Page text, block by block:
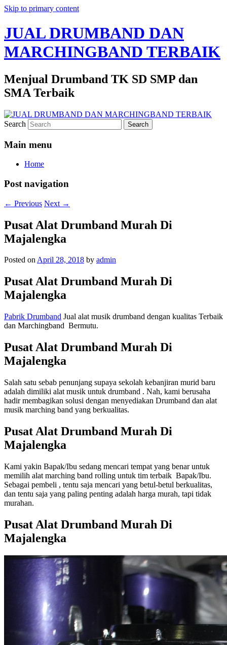
Skip to primary content
JUAL DRUMBAND DAN
MARCHINGBAND TERBAIK
Menjual Drumband TK SD SMP dan
SMA Terbaik
Search
Main menu
Home
Post navigation
← Previous Next →
Pusat Alat Drumband Murah Di
Majalengka
Posted onApril 28, 2018 by admin
Pusat Alat Drumband Murah Di
Majalengka
Pabrik Drumband Jual alat musik drumband dengan kualitas Terbaik
dan Marchingband Bermutu.
Pusat Alat Drumband Murah Di
Majalengka
Salah satu sebab penunjang supaya sekolah kebanjiran murid baru
adalah dimiliki alat musik untuk drumband . Nah, kami berusaha
hadir membagikan solusi dengan menyediakan Drumband dan alat
musik marching band yang berkualitas.
Pusat Alat Drumband Murah Di
Majalengka
Kami yakin Bapak/Ibu sedang mencari tempat yang benar untuk
memilih alat marching band rolling untuk tim terbaik Bapak/Ibu.
Sebagai pembeli , tentu saja mencari yang betul-betul berkualitas,
dan tentu saja yang paling penting adalah harga murah, tapi tidak
murahan.
Pusat Alat Drumband Murah Di
Majalengka